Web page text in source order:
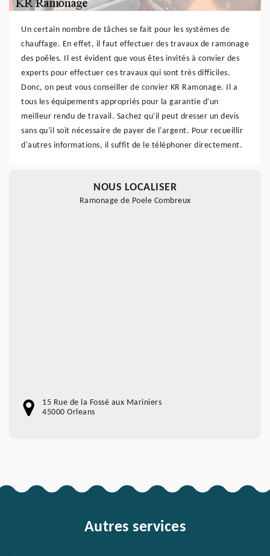
Un certain nombre de tâches se fait pour les systèmes de
chauffage. En effet, il faut effectuer des travaux de ramonage
des poêles. Il est évident que vous êtes invités à convier des
experts pour effectuer ces travaux qui sont très difficiles.
Donc, on peut vous conseiller de convier KR Ramonage. Il a
tous les équipements appropriés pour la garantie d'un
meilleur rendu de travail. Sachez qu'il peut dresser un devis
sans qu'il soit nécessaire de payer de l'argent. Pour recueillir
d'autres informations, il suffit de le téléphoner directement.
NOUS LOCALISER
Ramonage de Poele Combreux
15 Rue de la Fossé aux Mariniers
45000 Orleans
Autres services